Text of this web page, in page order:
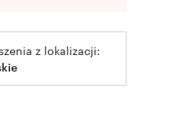
z lokalizacji: